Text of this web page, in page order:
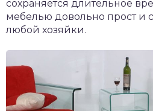
сохраняется длительное
мебелью довольно прост и
любой хозяйки.